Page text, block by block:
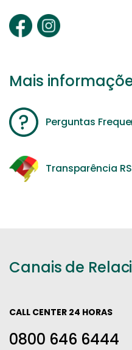
Mais
Perguntas
Transparência RS
Canais de
CALL CENTER 24 HORAS
0800 646 6444